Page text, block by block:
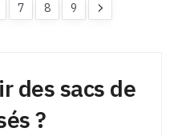
la
produit
7 8 9
des sacs de
?